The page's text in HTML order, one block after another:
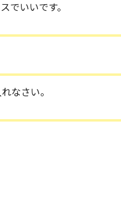
でいいです。
なさい。